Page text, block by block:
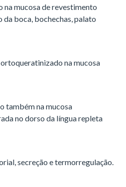
mucosa de revestimento
da boca, bochechas, palato
na mucosa
também na mucosa
no dorso da língua repleta
secreção e termorregulação.